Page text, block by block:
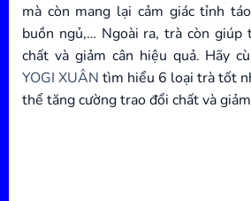
mà còn mang lại cảm giác tỉnh
buồn ngủ,… Ngoài ra, trà còn giúp
chất và giảm cân hiệu quả. Hãy
YOGI XUÂN tìm hiểu 6 loại trà tốt
thể tăng cường trao đổi chất và